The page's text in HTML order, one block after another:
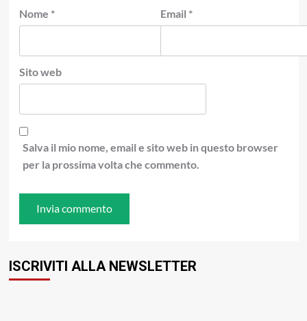
Nome * Email *
Sito web
Salva il mio nome, email e sito web in questo browser
per la prossima volta che commento.
ISCRIVITI ALLA NEWSLETTER